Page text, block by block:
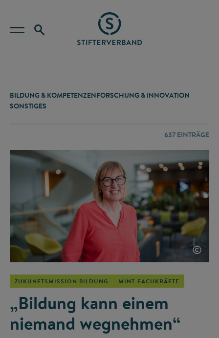
BILDUNG & KOMPETENZENFORSCHUNG & INNOVATION
SONSTIGES
637 EINTRÄGE
©
ZUKUNFTSMISSION BILDUNG MINT-FACHKRÄFTE
„Bildung kann einem
niemand wegnehmen“